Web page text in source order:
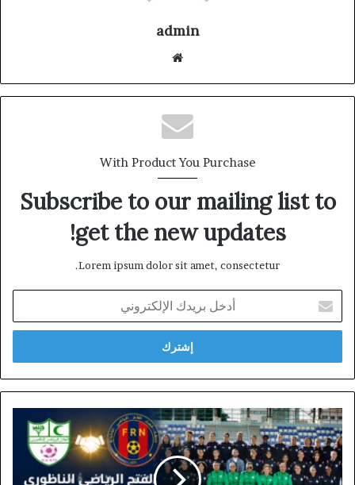
admin
With Product You Purchase
Subscribe to our mailing list to
get the new updates!
Lorem ipsum dolor sit amet, consectetur.
بريدك
الإلكتروني
الفتح
الرياضي
الناظوري
يهنئ
هلال